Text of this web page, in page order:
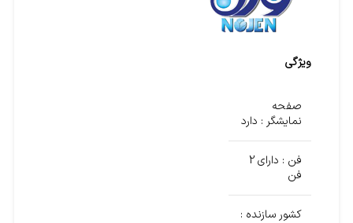
ویژگی
صفحه
نمایشگر : دارد
فن : دارای 2
فن
کشور سازنده :